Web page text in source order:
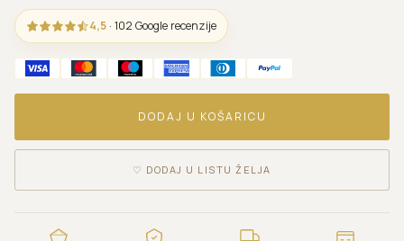
4,5 · 102 Google recenzije
DODAJ U KOŠARICU
♡ DODAJ U LISTU ŽELJA